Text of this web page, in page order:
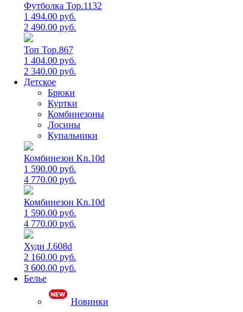
Футболка Top.1132
1 494.00 руб.
2 490.00 руб.
Топ Top.867
1 404.00 руб.
2 340.00 руб.
Детское
Брюки
Куртки
Комбинезоны
Лосины
Купальники
Комбинезон Kn.10d
1 590.00 руб.
4 770.00 руб.
Комбинезон Kn.10d
1 590.00 руб.
4 770.00 руб.
Худи J.608d
2 160.00 руб.
3 600.00 руб.
Белье
Новинки